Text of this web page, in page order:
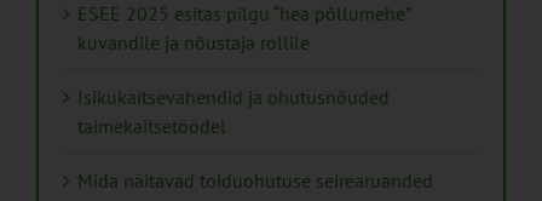
ESEE 2025 esitas pilgu “hea põllumehe”
kuvandile ja nõustaja rollile
Isikukaitsevahendid ja ohutusnõuded
taimekaitsetöödel
Mida näitavad toiduohutuse seirearuanded